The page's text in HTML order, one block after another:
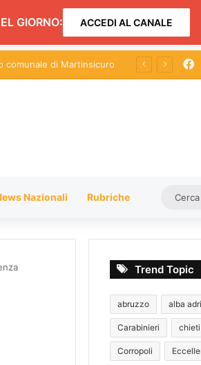
GIORNO: ACCEDI AL CANALE
educativo 2026/2027
Nazionali Rubriche
Trend Topic
abruzzo alba
Carabinieri chieti
Corropoli